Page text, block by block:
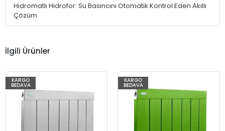
Hidromatlı Hidrofor: Su Basıncını Otomatik Kontrol Eden Akıllı
Çözüm
İlgili Ürünler
KARGO
BEDAVA
KARGO
BEDAVA